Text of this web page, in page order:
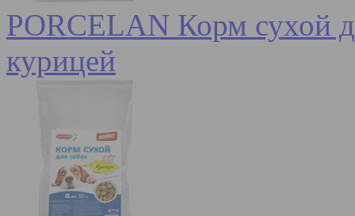
PORCELAN Корм сухой
курицей